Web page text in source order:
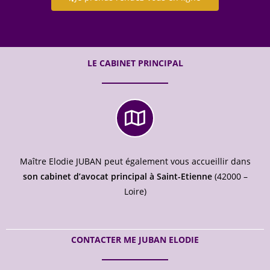
LE CABINET PRINCIPAL
Maître Elodie JUBAN peut également vous accueillir dans
son cabinet d’avocat principal à Saint-Etienne(42000 –
Loire)
CONTACTER ME JUBAN ELODIE